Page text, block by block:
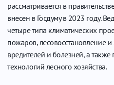
рассматривается в
внесен в Госдуму в 2023 году.
четыре типа климатических
пожаров, лесовосстановление
вредителей и болезней, а
технологий лесного хозяйства.